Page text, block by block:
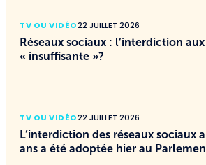
TV OU VIDÉO22 JUILLET 2026
Réseaux sociaux : l’interdiction
« insuffisante »?
TV OU VIDÉO22 JUILLET 2026
L’interdiction des réseaux sociaux
ans a été adoptée hier au